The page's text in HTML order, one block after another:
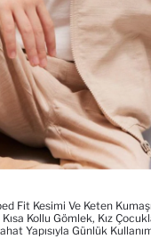
Fit Kesimi Ve Keten
Kollu Gömlek, Kız
Yapısıyla Günlük